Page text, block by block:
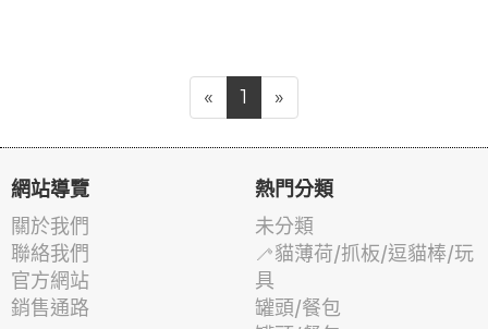
« 1 »
網站導覽
關於我們
聯絡我們
官方網站
銷售通路
熱門分類
未分類
🦯貓薄荷/抓板/逗貓棒/玩
具
罐頭/餐包